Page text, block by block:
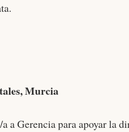
Murcia
a Gerencia para apoyar la